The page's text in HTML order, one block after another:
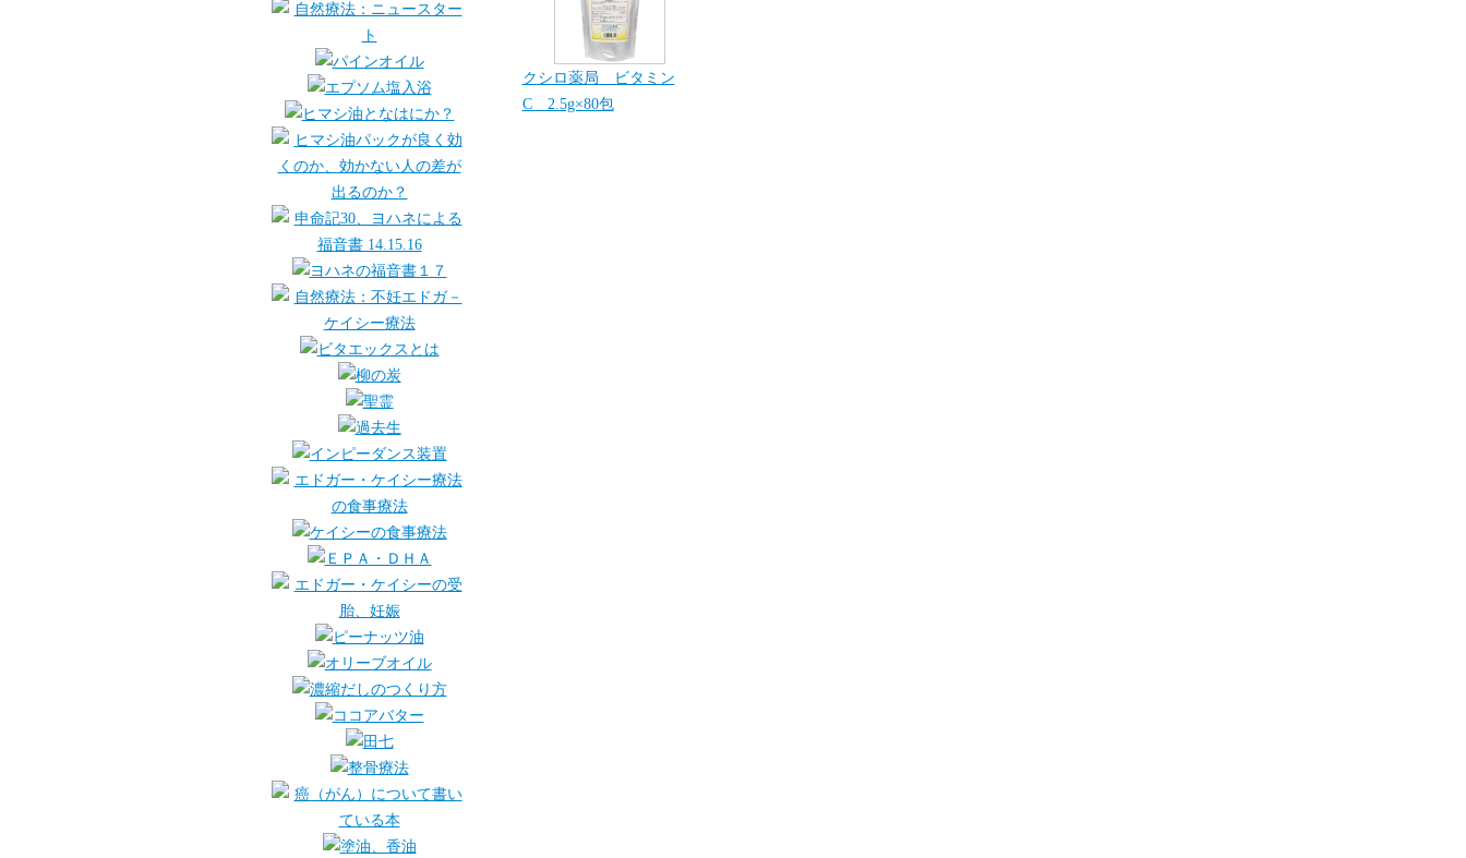
クシロ薬局 ビタミン
C 2.5g×80包